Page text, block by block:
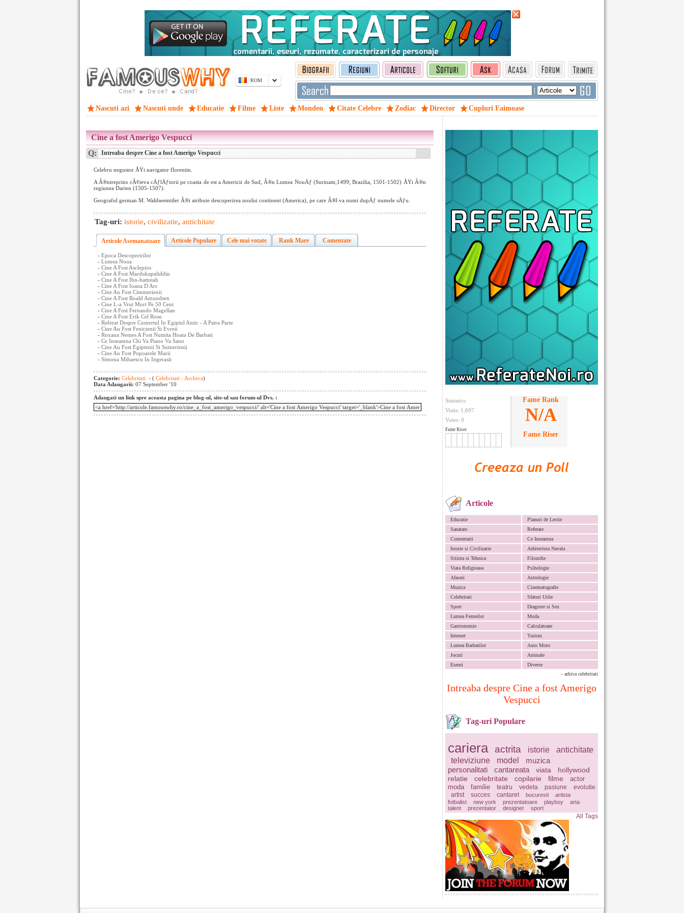
ROM
|
Nascuti azi Nascuti unde Educatie Filme Liste Monden Citate Celebre Zodiac Director Cupluri Faimoase
Statistics:
Visits: 1,697
Votes: 0
Fame Riser
Fame Rank
N/A
Fame Riser
Articole
Educatie
Planuri de Lectie
Sanatate
Referate
Comentarii
Ce Inseamna
Istorie si Civilizatie
Arhitectura Navala
Stiinta si Tehnica
Filozofie
Viata Religioasa
Psihologie
Afaceri
Astrologie
Muzica
Cinematografie
Celebritati
Sfaturi Utile
Sport
Dragoste si Sex
Lumea Femeilor
Moda
Gastronomie
Calculatoare
Internet
Turism
Lumea Barbatilor
Auto Moto
Jocuri
Animale
Eseuri
Diverse
- arhiva celebritati
Intreaba despre Cine a fost Amerigo
Vespucci
Tag-uri Populare
cariera actrita istorie
antichitate
televiziune
model
muzica
personalitati
cantareata viata
hollywood
relatie
celebritate copilarie filme
actor
moda
familie teatru vedeta pasiune
evolutie
artist
succes cantaret bucuresti
artista
fotbalist
new york prezentatoare playboy
arta
talent
prezentator designer sport
All Tags
Cine a fost Amerigo Vespucci
Q: Intreaba despre Cine a fost Amerigo Vespucci
Celebru negustor ÅŸi navigator florentin.
A Ã®ntreprins cÃ¢teva cÄƒlÄƒtorii pe coasta de est a Americii de Sud, Ã®n Lumea NouÄƒ (Surinam,1499; Brazilia, 1501-1502) ÅŸi Ã®n
regiunea Darien (1505-1507).
Geograful german M. Waldseemtiler Ã®i atribuie descoperirea noului continent (America), pe care Ã®l va numi dupÄƒ numele sÄƒu.
Tag-uri: istorie, civilizatie, antichitate
Articole Asemanatoare Articole Populare Cele mai votate Rank Mare Comentate
- Epoca Descoperirilor
- Lumea Noua
- Cine A Fost Asclepios
- Cine A Fost Mardukapaliddin
- Cine A Fost Ibn-battutah
- Cine A Fost Ioana D Arc
- Cine Au Fost Cimmerienii
- Cine A Fost Roald Amundsen
- Cine L-a Vrut Mort Pe 50 Cent
- Cine A Fost Fernando Magellan
- Cine A Fost Erik Cel Rosu
- Referat Despre Comertul In Egiptul Antic - A Patra Parte
- Cine Au Fost Fenicienii Si Evreii
- Roxana Nemes A Fost Numita Hoata De Barbati
- Ce Inseamna Chi Va Piano Va Sano
- Cine Au Fost Egiptenii Si Sumerienii
- Cine Au Fost Popoarele Marii
- Simona Mihaescu In Ingerasii
Categorie: Celebritati - ( Celebritati - Archiva)
Data Adaugarii: 07 September '10
Adaugati un link spre aceasta pagina pe blog-ul, site-ul sau forum-ul Dvs. :